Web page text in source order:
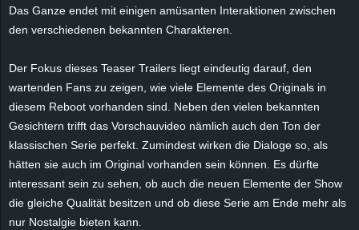
Das Ganze endet mit einigen amüsanten Interaktionen zwischen
den verschiedenen bekannten Charakteren.
Der Fokus dieses Teaser Trailers liegt eindeutig darauf, den
wartenden Fans zu zeigen, wie viele Elemente des Originals in
diesem Reboot vorhanden sind. Neben den vielen bekannten
Gesichtern trifft das Vorschauvideo nämlich auch den Ton der
klassischen Serie perfekt. Zumindest wirken die Dialoge so, als
hätten sie auch im Original vorhanden sein können. Es dürfte
interessant sein zu sehen, ob auch die neuen Elemente der Show
die gleiche Qualität besitzen und ob diese Serie am Ende mehr als
nur Nostalgie bieten kann.